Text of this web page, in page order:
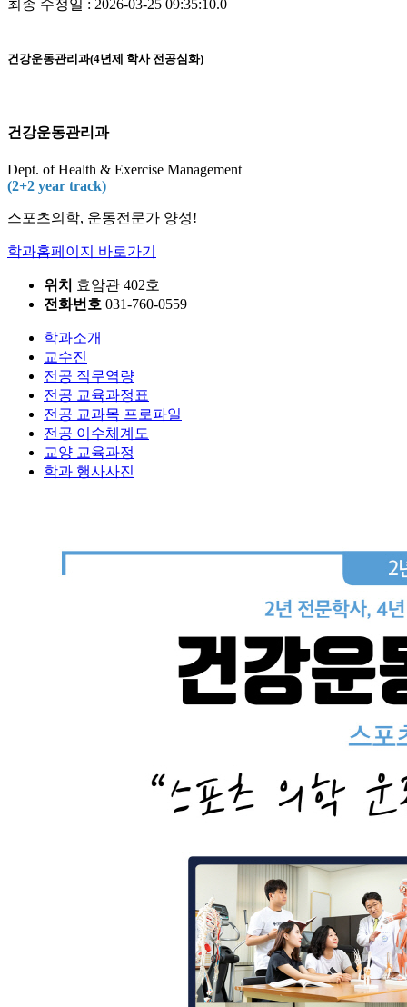
최종 수정일 : 2026-03-25 09:35:10.0
건강운동관리과(4년제 학사 전공심화)
건강운동관리과
Dept. of Health & Exercise Management
(2+2 year track)
스포츠의학, 운동전문가 양성!
학과홈페이지 바로가기
위치
효암관 402호
전화번호 031-760-0559
학과소개
교수진
전공 직무역량
전공 교육과정표
전공 교과목 프로파일
전공 이수체계도
교양 교육과정
학과 행사사진